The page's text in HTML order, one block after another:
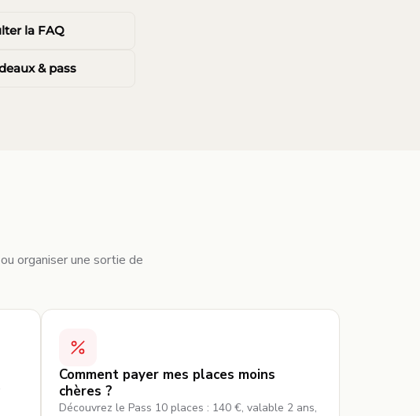
la FAQ
& pass
organiser une sortie de
Comment payer mes places moins
chères ?
Découvrez le Pass 10 places : 140 €, valable 2 ans,